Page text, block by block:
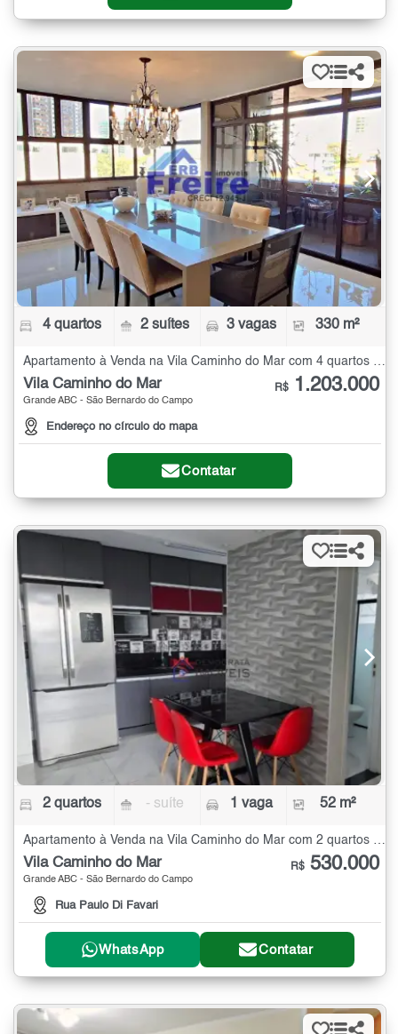
4 quartos 2 suítes 3 vagas 330 m²
Apartamento à Venda na Vila Caminho do Mar com 4 quartos - 330 m²
Vila Caminho do Mar
Grande ABC - São Bernardo do Campo
Endereço no círculo do mapa
R$ 1.203.000
Contatar
2 quartos - suíte 1 vaga 52 m²
Apartamento à Venda na Vila Caminho do Mar com 2 quartos - 52 m²
Vila Caminho do Mar
Grande ABC - São Bernardo do Campo
Rua Paulo Di Favari
R$ 530.000
WhatsApp Contatar